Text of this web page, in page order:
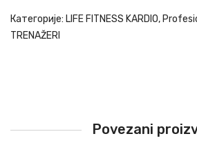
Категорије: LIFE FITNESS KARDIO,
TRENAŽERI
Povezani